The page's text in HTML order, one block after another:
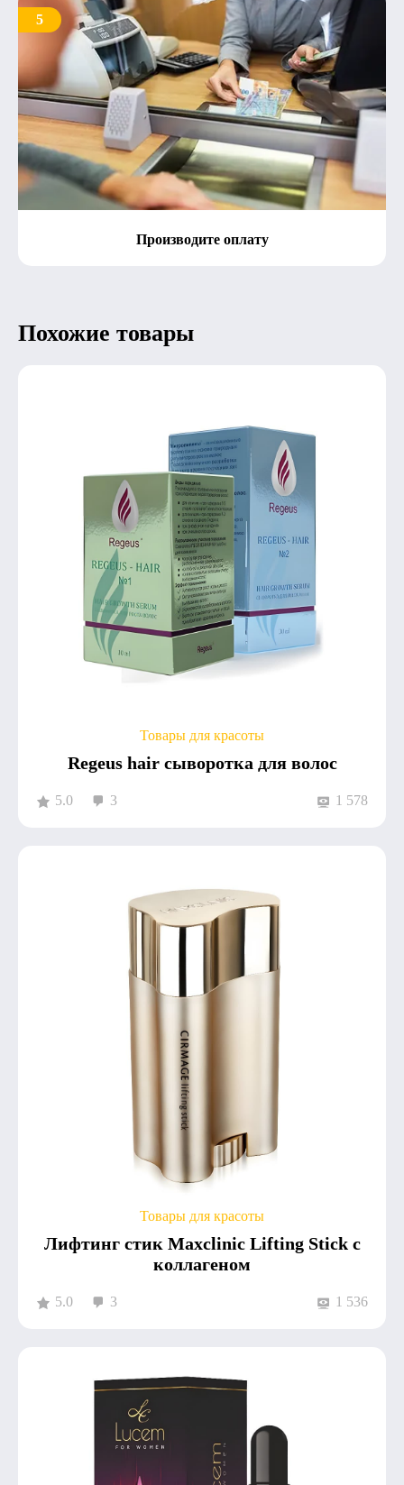
5
Производите оплату
Похожие товары
Товары для красоты
Regeus hair сыворотка для волос
5.0 3 1 578
Товары для красоты
Лифтинг стик Maxclinic Lifting Stick с
коллагеном
5.0 3 1 536